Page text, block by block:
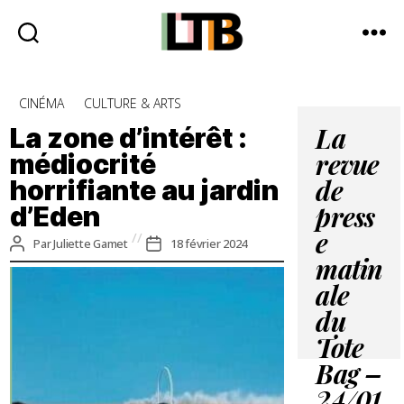
-
Média
quotidienne
Catégories
CINÉMA CULTURE & ARTS
La zone d’intérêt :
médiocrité
horrifiante au jardin
d’Eden
Auteur
de
ParJuliette Gamet
Date
de
18 février 2024
La
revue
de
press
e
matin
ale
du
Tote
Bag –